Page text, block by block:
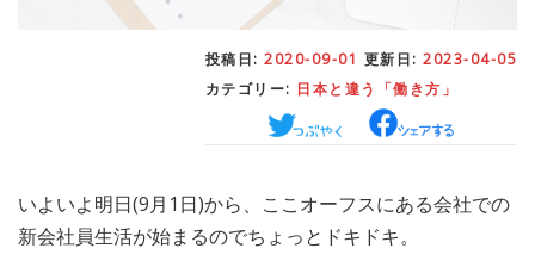
– デンマークの働き方
– 日本人の考察
MEDIA– メディア掲載 TRAVEL– 旅行
投稿日: 2020-09-01 更新日: 2023-04-05
カテゴリー: 日本と違う「働き方」
いよいよ明日(9月1日)から、ここオーフスにある会社での
新会社員生活が始まるのでちょっとドキドキ。